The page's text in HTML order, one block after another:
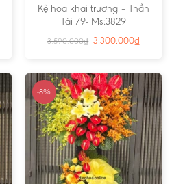
Kệ hoa khai trương – Thần
Tài 79- Ms:3829
3.590.000₫ 3.300.000₫
-8%